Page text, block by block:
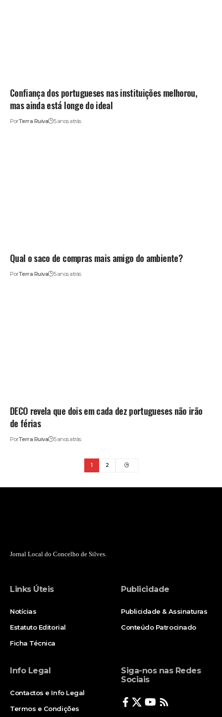
Confiança dos portugueses nas instituições melhorou,
mas ainda está longe do ideal
PorTerra Ruiva 5 anos atrás
Qual o saco de compras mais amigo do ambiente?
PorTerra Ruiva 5 anos atrás
DECO revela que dois em cada dez portugueses não irão
de férias
PorTerra Ruiva 5 anos atrás
1 2
Jornal Local do Concelho de Silves.
Links Úteis
Notícias
Estatuto Editorial
Ficha Técnica
Publicidade
Publicidade & Assinaturas
Conteúdo Patrocinado
Info Legal
Contactos e Info Legal
Termos e Condições
Siga-nos nas Redes
Sociais